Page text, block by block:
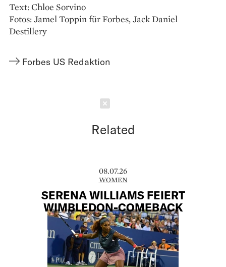
Text: Chloe Sorvino
Fotos: Jamel Toppin für Forbes, Jack Daniel
Destillery
Forbes US Redaktion
Related
08.07.26
WOMEN
SERENA WILLIAMS FEIERT
WIMBLEDON-COMEBACK